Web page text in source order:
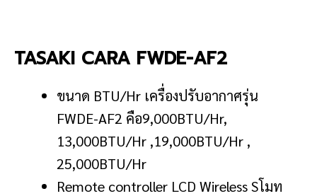
TASAKI CARA FWDE-AF2
ขนาด BTU/Hr เครื่องปรับอากาศรุ่น
FWDE-AF2 คือ9,000BTU/Hr,
13,000BTU/Hr ,19,000BTU/Hr ,
25,000BTU/Hr
Remote controller LCD Wireless Sโมท